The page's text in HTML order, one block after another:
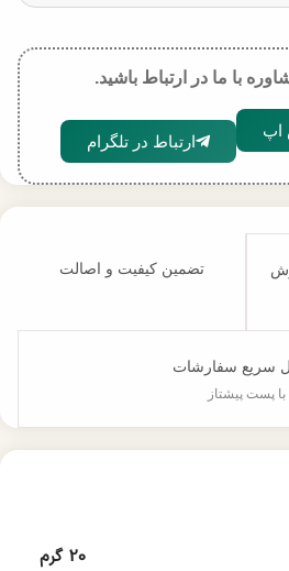
با ما در ارتباط باشید.
اپ
ارتباط در تلگرام
تضمین کیفیت و اصالت
سریع سفارشات
با پست پیشتاز
20 گرم